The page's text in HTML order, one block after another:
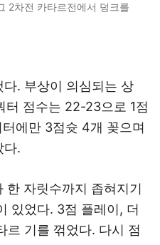
2차전 카타르전에서 덩크를
. 부상이 의심되는 상
터 점수는 22-23으로 1점
에만 3점슛 4개 꽂으며
다.
한 자릿수까지 좁혀지기
있었다. 3점 플레이, 더
르 기를 꺾었다. 다시 점